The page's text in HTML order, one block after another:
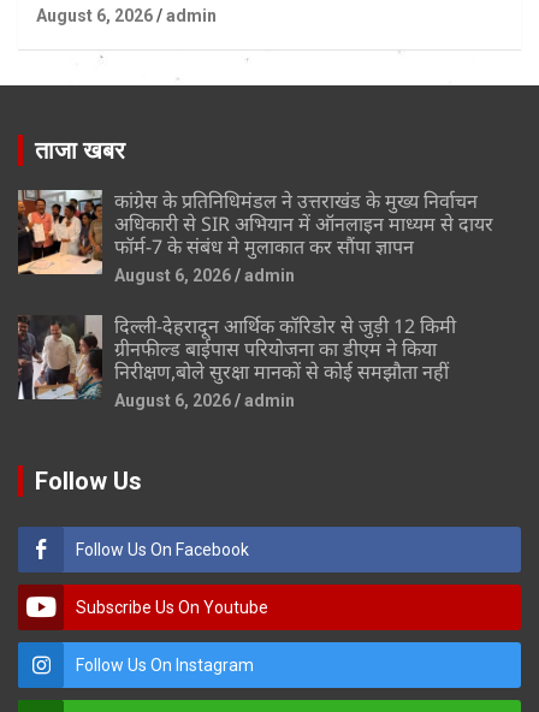
August 6, 2026 admin
ताजा खबर
कांग्रेस के प्रतिनिधिमंडल ने उत्तराखंड के मुख्य निर्वाचन
अधिकारी से SIR अभियान में ऑनलाइन माध्यम से दायर
फॉर्म-7 के संबंध मे मुलाकात कर सौंपा ज्ञापन
August 6, 2026 admin
दिल्ली-देहरादून आर्थिक कॉरिडोर से जुड़ी 12 किमी
ग्रीनफील्ड बाईपास परियोजना का डीएम ने किया
निरीक्षण,बोले सुरक्षा मानकों से कोई समझौता नहीं
August 6, 2026 admin
Follow Us
Follow Us On Facebook
Subscribe Us On Youtube
Follow Us On Instagram